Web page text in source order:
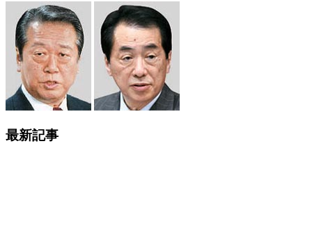
最新記事